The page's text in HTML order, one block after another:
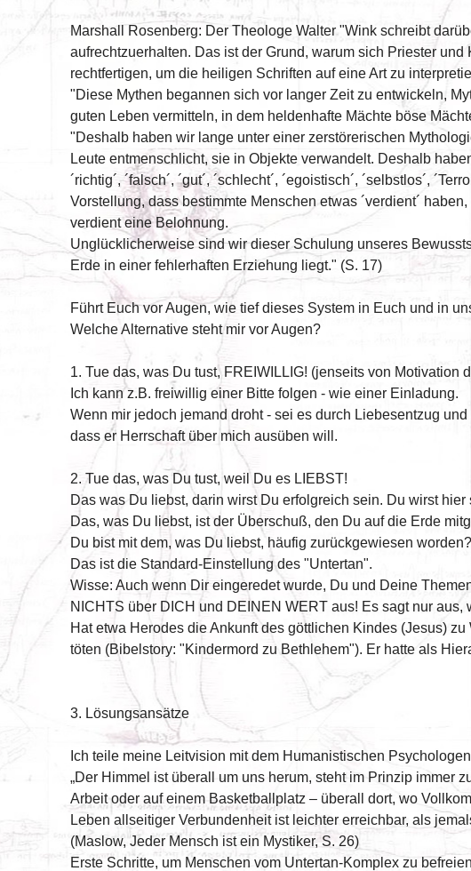
Marshall Rosenberg: Der Theologe Walter "Wink schreibt
aufrechtzuerhalten. Das ist der Grund, warum sich Priester
rechtfertigen, um die heiligen Schriften auf eine Art zu
"Diese Mythen begannen sich vor langer Zeit zu entwickeln,
guten Leben vermitteln, in dem heldenhafte Mächte böse
"Deshalb haben wir lange unter einer zerstörerischen
Leute entmenschlicht, sie in Objekte verwandelt. Deshalb
´richtig´, ´falsch´, ´gut´, ´schlecht´, ´egoistisch´, ´selbstlos´,
Vorstellung, dass bestimmte Menschen etwas ´verdient´
verdient eine Belohnung.
Unglücklicherweise sind wir dieser Schulung unseres
Erde in einer fehlerhaften Erziehung liegt." (S. 17)
Führt Euch vor Augen, wie tief dieses System in Euch und in
Welche Alternative steht mir vor Augen?
1. Tue das, was Du tust, FREIWILLIG! (jenseits von Motivation
Ich kann z.B. freiwillig einer Bitte folgen - wie einer Einladung.
Wenn mir jedoch jemand droht - sei es durch Liebesentzug
dass er Herrschaft über mich ausüben will.
2. Tue das, was Du tust, weil Du es LIEBST!
Das was Du liebst, darin wirst Du erfolgreich sein. Du wirst
Das, was Du liebst, ist der Überschuß, den Du auf die Erde
Du bist mit dem, was Du liebst, häufig zurückgewiesen
Das ist die Standard-Einstellung des "Untertan".
Wisse: Auch wenn Dir eingeredet wurde, Du und Deine
NICHTS über DICH und DEINEN WERT aus! Es sagt nur
Hat etwa Herodes die Ankunft des göttlichen Kindes (Jesus)
töten (Bibelstory: "Kindermord zu Bethlehem"). Er hatte als
3. Lösungsansätze
Ich teile meine Leitvision mit dem Humanistischen
„Der Himmel ist überall um uns herum, steht im Prinzip immer
Arbeit oder auf einem Basketballplatz – überall dort, wo
Leben allseitiger Verbundenheit ist leichter erreichbar, als
(Maslow, Jeder Mensch ist ein Mystiker, S. 26)
Erste Schritte, um Menschen vom Untertan-Komplex zu